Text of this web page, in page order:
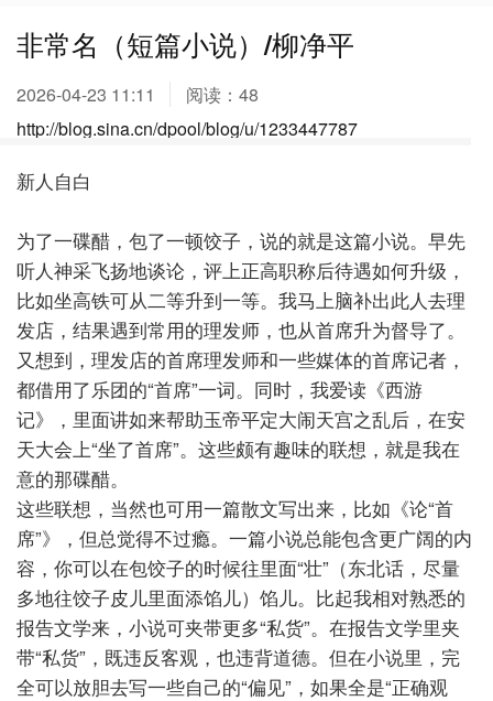
非常名（短篇小说）/柳净平
2026-04-23 11:11 阅读： 48
http://blog.sina.cn/dpool/blog/u/1233447787
新人自白
为了一碟醋，包了一顿饺子，说的就是这篇小说。早先
听人神采飞扬地谈论，评上正高职称后待遇如何升级，
比如坐高铁可从二等升到一等。我马上脑补出此人去理
发店，结果遇到常用的理发师，也从首席升为督导了。
又想到，理发店的首席理发师和一些媒体的首席记者，
都借用了乐团的“首席”一词。同时，我爱读《西游
记》，里面讲如来帮助玉帝平定大闹天宫之乱后，在安
天大会上“坐了首席”。这些颇有趣味的联想，就是我在
意的那碟醋。
这些联想，当然也可用一篇散文写出来，比如《论“首
席”》，但总觉得不过瘾。一篇小说总能包含更广阔的内
容，你可以在包饺子的时候往里面“壮”（东北话，尽量
多地往饺子皮儿里面添馅儿）馅儿。比起我相对熟悉的
报告文学来，小说可夹带更多“私货”。在报告文学里夹
带“私货”，既违反客观，也违背道德。但在小说里，完
全可以放胆去写一些自己的“偏见”，如果全是“正确观